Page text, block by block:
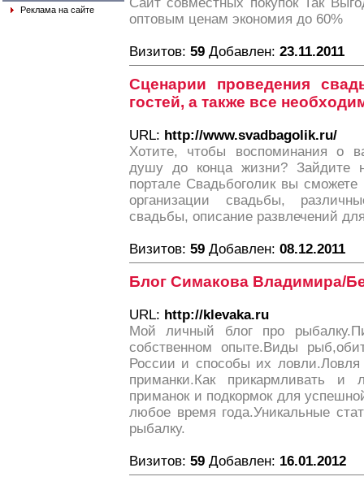
Реклама на сайте
оптовым ценам экономия до 60%
Визитов: 59 Добавлен: 23.11.2011
Сценарии проведения
гостей, а также все
URL: http://www.svadbagolik.ru/
Хотите, чтобы воспоминания о
душу до конца жизни?
портале Свадьбоголик вы
организации свадьбы,
свадьбы, описание развлечений
Визитов: 59 Добавлен: 08.12.2011
Блог Симакова Владимира/
URL: http://klevaka.ru
Мой личный блог про
собственном опыте.Виды
России и способы их
приманки.Как прикармливать и
приманок и подкормок для
любое время года.Уникальные
рыбалку.
Визитов: 59 Добавлен: 16.01.2012